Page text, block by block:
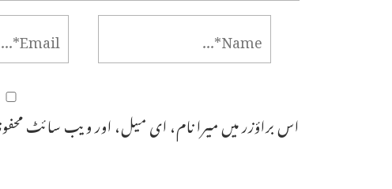
اس براؤزر میں میرا نام، ای میل، اور ویب سائٹ